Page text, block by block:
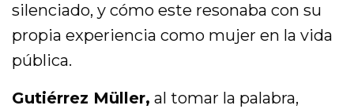
silenciado, y cómo este resonaba con su
propia experiencia como mujer en la vida
pública.
Gutiérrez Müller, al tomar la palabra,